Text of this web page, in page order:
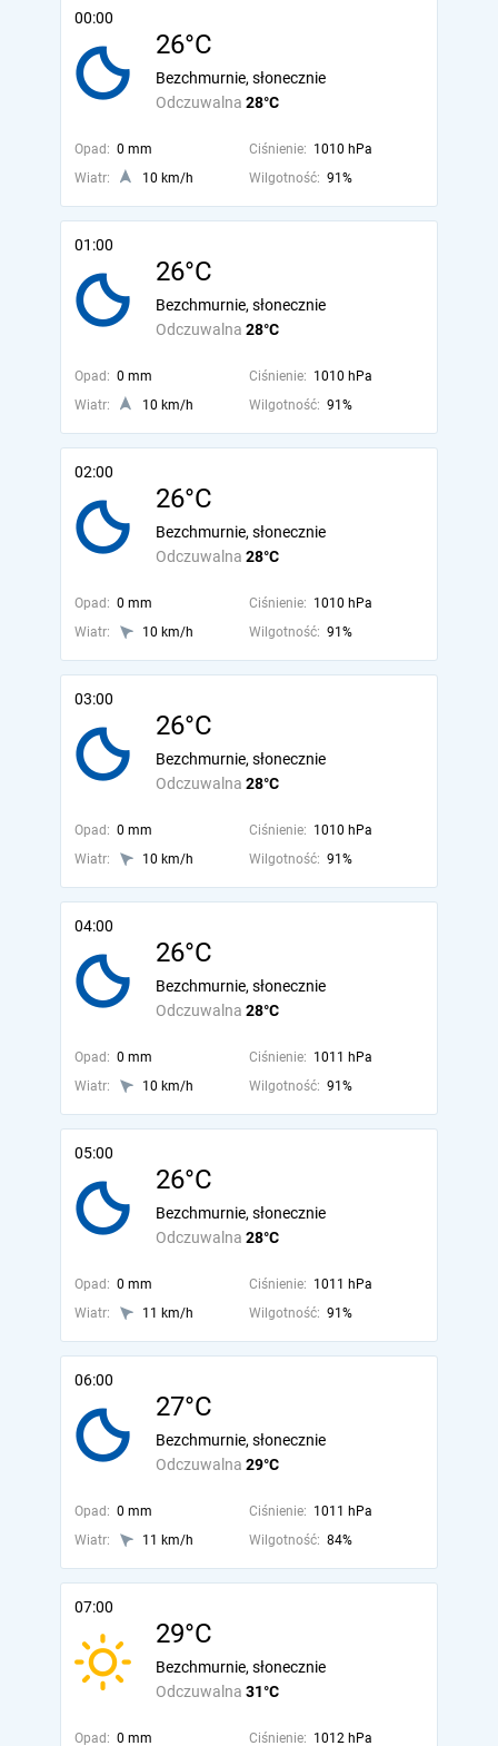
00:00
26°C
Odczuwalna 28°C
Bezchmurnie, słonecznie
Opad: 0 mm Ciśnienie: 1010 hPa
Wiatr:
10 km/h Wilgotność: 91%
01:00
26°C
Odczuwalna 28°C
Bezchmurnie, słonecznie
Opad: 0 mm Ciśnienie: 1010 hPa
Wiatr:
10 km/h Wilgotność: 91%
02:00
26°C
Odczuwalna 28°C
Bezchmurnie, słonecznie
Opad: 0 mm Ciśnienie: 1010 hPa
Wiatr:
10 km/h Wilgotność: 91%
03:00
26°C
Odczuwalna 28°C
Bezchmurnie, słonecznie
Opad: 0 mm Ciśnienie: 1010 hPa
Wiatr:
10 km/h Wilgotność: 91%
04:00
26°C
Odczuwalna 28°C
Bezchmurnie, słonecznie
Opad: 0 mm Ciśnienie: 1011 hPa
Wiatr:
10 km/h Wilgotność: 91%
05:00
26°C
Odczuwalna 28°C
Bezchmurnie, słonecznie
Opad: 0 mm Ciśnienie: 1011 hPa
Wiatr:
11 km/h Wilgotność: 91%
06:00
27°C
Odczuwalna 29°C
Bezchmurnie, słonecznie
Opad: 0 mm Ciśnienie: 1011 hPa
Wiatr:
11 km/h Wilgotność: 84%
07:00
29°C
Odczuwalna 31°C
Bezchmurnie, słonecznie
Opad: 0 mm Ciśnienie: 1012 hPa